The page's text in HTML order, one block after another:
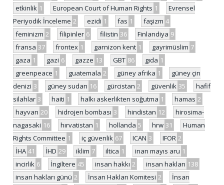
etkinlik 1 European Court of Human Rights 1
Evrensel
Periyodik İnceleme 2 ezidi 1 fas 1 faşizm 4
feminizm 2 filipinler 6 filistin 36 Finlandiya 9
fransa 37 frontex 1 garnizon kent 1 gayrimüslim 7
gaza 1 gazi 6 gazze 13 GBT 86 gıda 1
greenpeace 1 guatemala 2 güney afrika 1
güney çin
denizi 3 güney sudan 16 gürcistan 2 güvenlik 35
hafif
silahlar 3 haiti 1 halkı askerlikten soğutma 1 hamas 2
hayvan 20 hidrojen bombası 3 hindistan 12
hirosima-
nagasaki 16 hırvatistan 1 hollanda 5 hrw 31
Human
Rights Committee 1 iç güvenlik 67 ICAN 3 IFOR 2
İHA 41 İHD 29 iklim 7 iltica 1 inan mayıs aru 1
incirlik 6 İngiltere 45 insan hakkı 2 insan hakları 138
insan hakları günü 2 İnsan Hakları Komitesi 2
İnsan